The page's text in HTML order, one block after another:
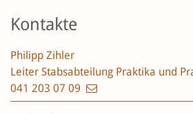
Kontakte
Philipp Zihler
Leiter Stabsabteilung Praktika und
041 203 07 09